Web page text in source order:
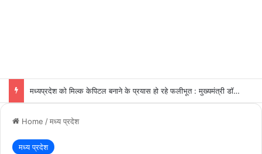
मध्यप्रदेश को मिल्क केपिटल बनाने के प्रयास हो रहे फलीभूत : मुख्यमंत्री डॉ. यादव
Home /मध्य प्रदेश
मध्य प्रदेश